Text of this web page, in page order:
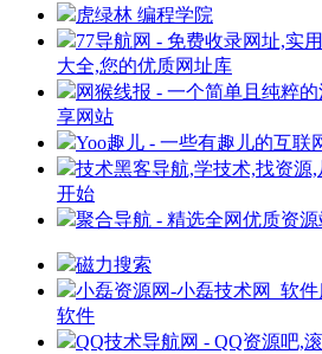
虎绿林 编程学院
77导航网 - 免费收录网址,实
大全,您的优质网址库
网猴线报 - 一个简单且纯粹
享网站
Yoo趣儿 - 一些有趣儿的互联
技术黑客导航,学技术,找资源
开始
聚合导航 - 精选全网优质资源
磁力搜索
小磊资源网-小磊技术网_软
软件
QQ技术导航网 - QQ资源吧,